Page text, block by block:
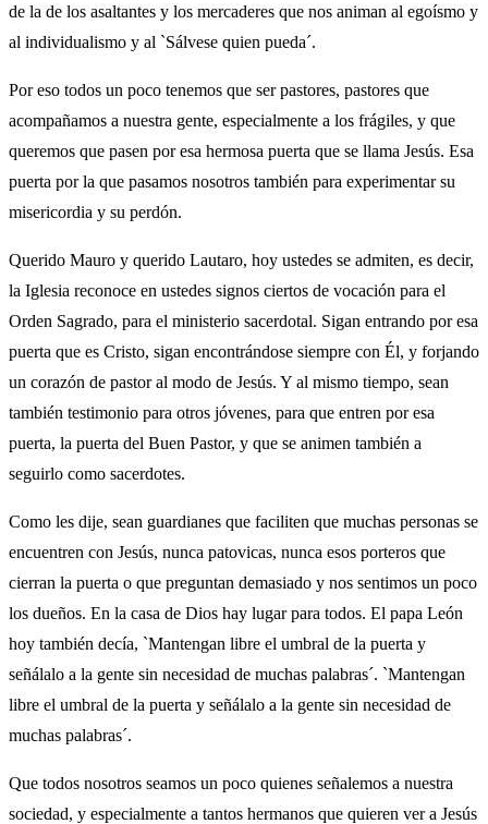
de la de los asaltantes y los mercaderes que nos animan al egoísmo y
al individualismo y al `Sálvese quien pueda´.
Por eso todos un poco tenemos que ser pastores, pastores que
acompañamos a nuestra gente, especialmente a los frágiles, y que
queremos que pasen por esa hermosa puerta que se llama Jesús. Esa
puerta por la que pasamos nosotros también para experimentar su
misericordia y su perdón.
Querido Mauro y querido Lautaro, hoy ustedes se admiten, es decir,
la Iglesia reconoce en ustedes signos ciertos de vocación para el
Orden Sagrado, para el ministerio sacerdotal. Sigan entrando por esa
puerta que es Cristo, sigan encontrándose siempre con Él, y forjando
un corazón de pastor al modo de Jesús. Y al mismo tiempo, sean
también testimonio para otros jóvenes, para que entren por esa
puerta, la puerta del Buen Pastor, y que se animen también a
seguirlo como sacerdotes.
Como les dije, sean guardianes que faciliten que muchas personas se
encuentren con Jesús, nunca patovicas, nunca esos porteros que
cierran la puerta o que preguntan demasiado y nos sentimos un poco
los dueños. En la casa de Dios hay lugar para todos. El papa León
hoy también decía, `Mantengan libre el umbral de la puerta y
señálalo a la gente sin necesidad de muchas palabras´. `Mantengan
libre el umbral de la puerta y señálalo a la gente sin necesidad de
muchas palabras´.
Que todos nosotros seamos un poco quienes señalemos a nuestra
sociedad, y especialmente a tantos hermanos que quieren ver a Jesús